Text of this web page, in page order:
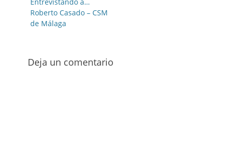
de
entradas
anterior:
Roberto Casado – CSM
de Málaga
Deja un comentario